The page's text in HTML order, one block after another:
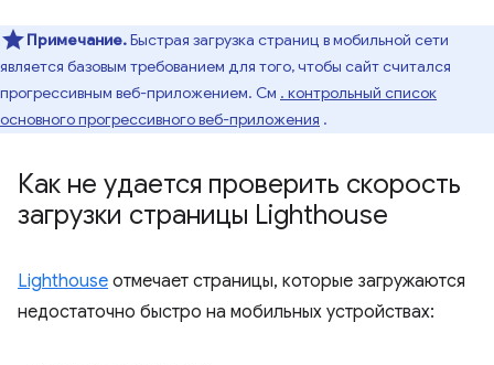
Примечание.Быстрая загрузка страниц в мобильной сети
является базовым требованием для того, чтобы сайт считался
прогрессивным веб-приложением. См . контрольный список
основного прогрессивного веб-приложения .
Как не удается проверить скорость
загрузки страницы Lighthouse
Lighthouse отмечает страницы, которые загружаются
недостаточно быстро на мобильных устройствах: